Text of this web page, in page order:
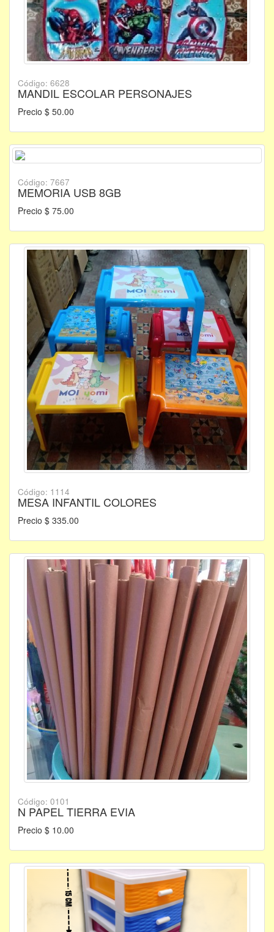
Código: 6628
MANDIL ESCOLAR PERSONAJES
Precio $ 50.00
Código: 7667
MEMORIA USB 8GB
Precio $ 75.00
Código: 1114
MESA INFANTIL COLORES
Precio $ 335.00
Código: 0101
N PAPEL TIERRA EVIA
Precio $ 10.00